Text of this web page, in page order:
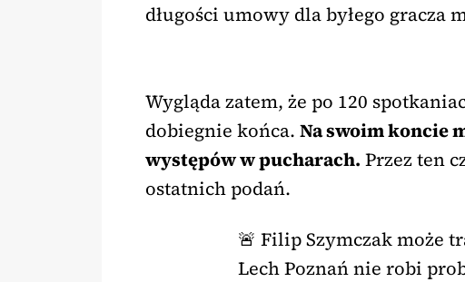
długości umowy dla byłego gracza
Wygląda zatem, że po 120
dobiegnie końca. Na swoim koncie
występów w pucharach. Przez ten
ostatnich podań.
🚨 Filip Szymczak może
Lech Poznań nie robi